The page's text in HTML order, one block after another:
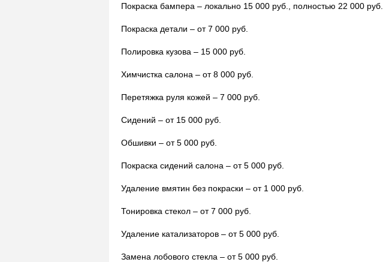
Покраска бампера – локально 15 000 руб., полностью 22 000 руб.
Покраска детали – от 7 000 руб.
Полировка кузова – 15 000 руб.
Химчистка салона – от 8 000 руб.
Перетяжка руля кожей – 7 000 руб.
Сидений – от 15 000 руб.
Обшивки – от 5 000 руб.
Покраска сидений салона – от 5 000 руб.
Удаление вмятин без покраски – от 1 000 руб.
Тонировка стекол – от 7 000 руб.
Удаление катализаторов – от 5 000 руб.
Замена лобового стекла – от 5 000 руб.